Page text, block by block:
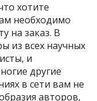
хотите
необходимо
на заказ. В
из всех научных
и
другие
в сети вам не
авторов,